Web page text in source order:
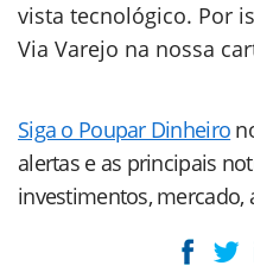
vista tecnológico. Por
Via Varejo na nossa
Siga o Poupar Dinheiro
alertas e as principais
investimentos, mercado,